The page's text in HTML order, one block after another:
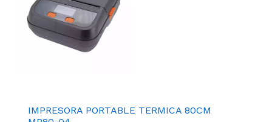
IMPRESORA PORTABLE TERMICA 80CM